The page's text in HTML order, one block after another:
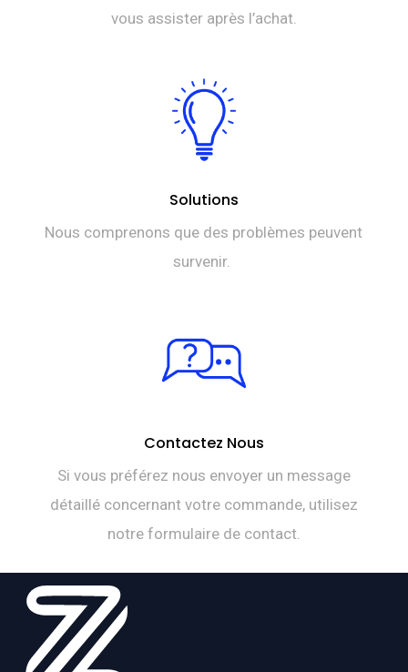
vous assister après l’achat.
Solutions
Nous comprenons que des problèmes peuvent
survenir.
Contactez Nous
Si vous préférez nous envoyer un message
détaillé concernant votre commande, utilisez
notre formulaire de contact.